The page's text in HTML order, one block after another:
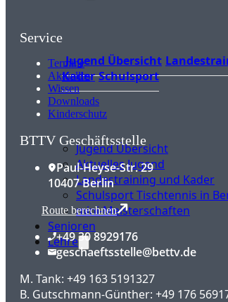
Jugend Übersicht
Kader Schulsport
Jugend Übersicht
Aktuelles Jugend
Landestraining und Kader
Schulsport Tischtennis in
mini-Meisterschaften
Senioren
Lehre
Service
Termine
Aktuelles
Wissen
Downloads
Kinderschutz
BTTV Geschäftsstelle
Paul-Heyse-Str. 29
10407 Berlin
Route berechnen
+49 30 8929176
geschaeftsstelle@bettv.de
M. Tank: +49 163 5191327
B. Gutschmann-Günther: +49 176